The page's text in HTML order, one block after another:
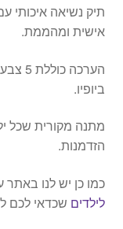
תיק נשיאה איכותי
אישית ומהממת.
ביופיו.
מתנה מקורית שכל
הזדמנות.
כמו כן יש לנו באתר
לילדים שכדאי לכם